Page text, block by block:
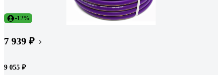
-12%
7 939 ₽
9 055 ₽